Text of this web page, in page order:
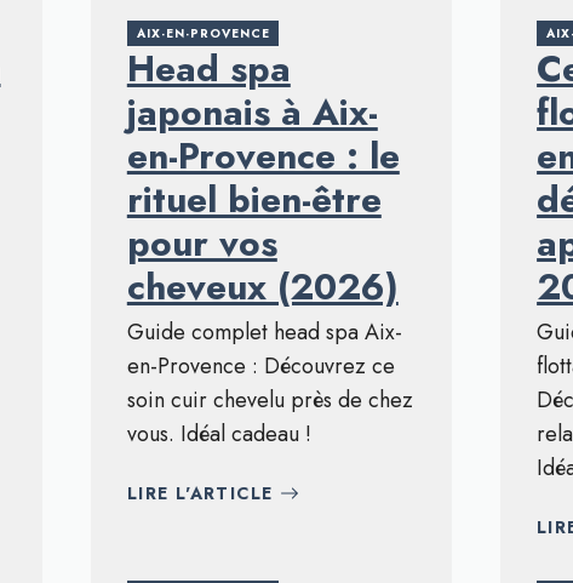
AIX-EN-PROVENCE
Head spa
japonais à Aix-
en-Provence : le
rituel bien-être
pour vos
cheveux (2026)
Guide complet head spa Aix-
en-Provence : Découvrez ce
soin cuir chevelu près de chez
vous. Idéal cadeau !
LIRE L'ARTICLE